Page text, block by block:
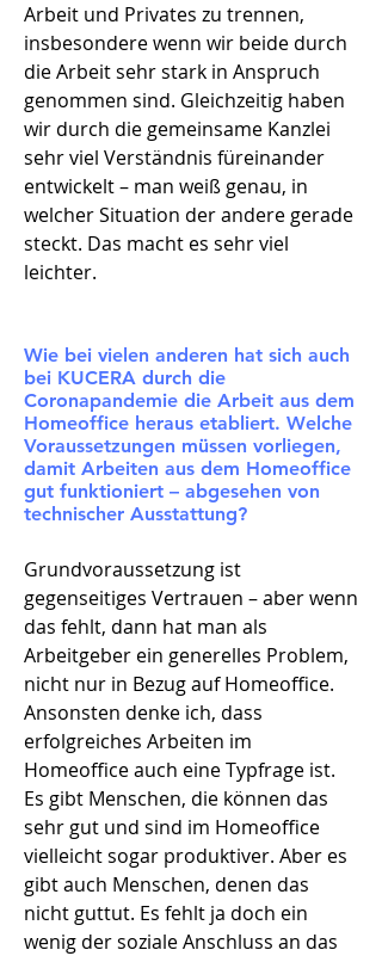
Arbeit und Privates zu trennen,
insbesondere wenn wir beide durch
die Arbeit sehr stark in Anspruch
genommen sind. Gleichzeitig haben
wir durch die gemeinsame Kanzlei
sehr viel Verständnis füreinander
entwickelt – man weiß genau, in
welcher Situation der andere gerade
steckt. Das macht es sehr viel
leichter.
Wie bei vielen anderen hat sich auch
bei KUCERA durch die
Coronapandemie die Arbeit aus dem
Homeoffice heraus etabliert. Welche
Voraussetzungen müssen vorliegen,
damit Arbeiten aus dem Homeoffice
gut funktioniert – abgesehen von
technischer Ausstattung?
Grundvoraussetzung ist
gegenseitiges Vertrauen – aber wenn
das fehlt, dann hat man als
Arbeitgeber ein generelles Problem,
nicht nur in Bezug auf Homeoffice.
Ansonsten denke ich, dass
erfolgreiches Arbeiten im
Homeoffice auch eine Typfrage ist.
Es gibt Menschen, die können das
sehr gut und sind im Homeoffice
vielleicht sogar produktiver. Aber es
gibt auch Menschen, denen das
nicht guttut. Es fehlt ja doch ein
wenig der soziale Anschluss an das